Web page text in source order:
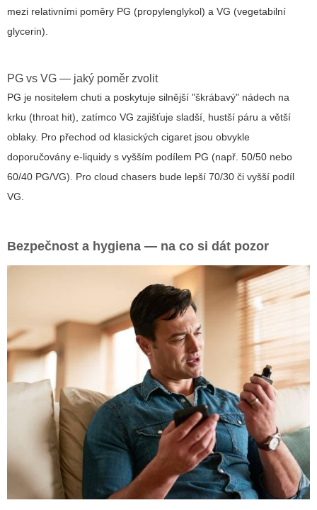
mezi relativními poměry PG (propylenglykol) a VG (vegetabilní
glycerin).
PG vs VG — jaký poměr zvolit
PG je nositelem chuti a poskytuje silnější "škrábavý" nádech na
krku (throat hit), zatímco VG zajišťuje sladší, hustší páru a větší
oblaky. Pro přechod od klasických cigaret jsou obvykle
doporučovány e-liquidy s vyšším podílem PG (např. 50/50 nebo
60/40 PG/VG). Pro cloud chasers bude lepší 70/30 či vyšší podíl
VG.
Bezpečnost a hygiena — na co si dát pozor